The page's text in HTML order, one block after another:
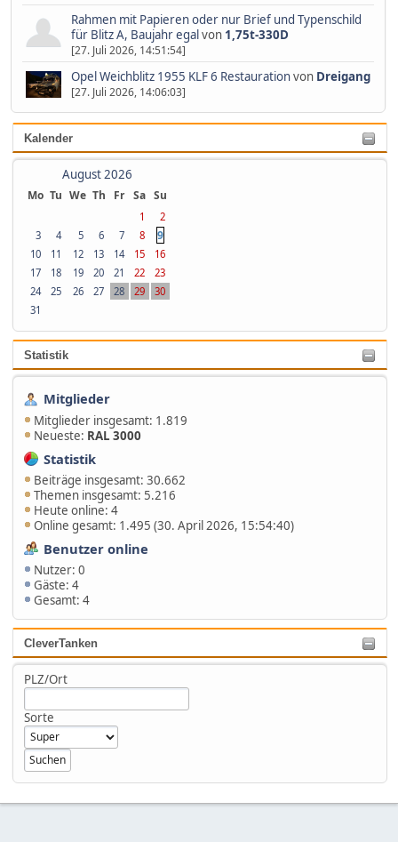
Rahmen mit Papieren oder nur Brief und Typenschild
für Blitz A, Baujahr egalvon 1,75t-330D
[27. Juli 2026, 14:51:54]
Opel Weichblitz 1955 KLF 6 Restaurationvon Dreigang
[27. Juli 2026, 14:06:03]
Kalender
August 2026
Mo Tu We Th Fr Sa Su
1
2
3
4 5 6 7 8 9
10 11 12 13 14 15
16
17
18 19 20 21 22
23
24
25 26 27 28 29
30
31
Statistik
Mitglieder
Mitglieder insgesamt: 1.819
Neueste: RAL 3000
Statistik
Beiträge insgesamt: 30.662
Themen insgesamt: 5.216
Heute online: 4
Online gesamt: 1.495 (30. April 2026, 15:54:40)
Benutzer online
Nutzer: 0
Gäste: 4
Gesamt: 4
CleverTanken
PLZ/Ort
Sorte